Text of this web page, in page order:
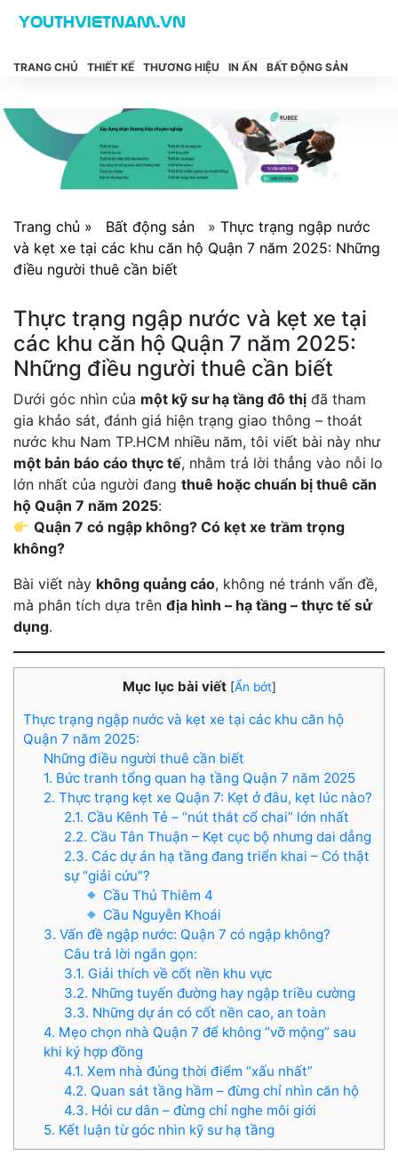
TRANG CHỦ THIẾT KẾ THƯƠNG HIỆU IN ẤN BẤT ĐỘNG SẢN
Trang chủ » Bất động sản » Thực trạng ngập nước
và kẹt xe tại các khu căn hộ Quận 7 năm 2025: Những
điều người thuê cần biết
Thực trạng ngập nước và kẹt xe tại
các khu căn hộ Quận 7 năm 2025:
Những điều người thuê cần biết
Dưới góc nhìn của một kỹ sư hạ tầng đô thị đã tham
gia khảo sát, đánh giá hiện trạng giao thông – thoát
nước khu Nam TP.HCM nhiều năm, tôi viết bài này như
một bản báo cáo thực tế, nhằm trả lời thẳng vào nỗi lo
lớn nhất của người đang thuê hoặc chuẩn bị thuê căn
hộ Quận 7 năm 2025:
Quận 7 có ngập không? Có kẹt xe trầm trọng
không?
Bài viết này không quảng cáo, không né tránh vấn đề,
mà phân tích dựa trên địa hình – hạ tầng – thực tế sử
dụng.
Mục lục bài viết [Ẩn bớt]
Thực trạng ngập nước và kẹt xe tại các khu căn hộ
Quận 7 năm 2025:
Những điều người thuê cần biết
1. Bức tranh tổng quan hạ tầng Quận 7 năm 2025
2. Thực trạng kẹt xe Quận 7: Kẹt ở đâu, kẹt lúc nào?
2.1. Cầu Kênh Tẻ – “nút thắt cổ chai” lớn nhất
2.2. Cầu Tân Thuận – Kẹt cục bộ nhưng dai dẳng
2.3. Các dự án hạ tầng đang triển khai – Có thật
sự “giải cứu”?
Cầu Thủ Thiêm 4
Cầu Nguyễn Khoái
3. Vấn đề ngập nước: Quận 7 có ngập không?
Câu trả lời ngắn gọn:
3.1. Giải thích về cốt nền khu vực
3.2. Những tuyến đường hay ngập triều cường
3.3. Những dự án có cốt nền cao, an toàn
4. Mẹo chọn nhà Quận 7 để không “vỡ mộng” sau
khi ký hợp đồng
4.1. Xem nhà đúng thời điểm “xấu nhất”
4.2. Quan sát tầng hầm – đừng chỉ nhìn căn hộ
4.3. Hỏi cư dân – đừng chỉ nghe môi giới
5. Kết luận từ góc nhìn kỹ sư hạ tầng